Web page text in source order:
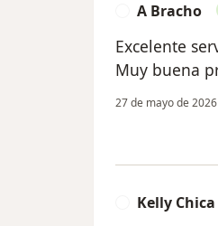
A Bracho
Excelente
Muy buena
27 de mayo de 2026
Kelly Chica